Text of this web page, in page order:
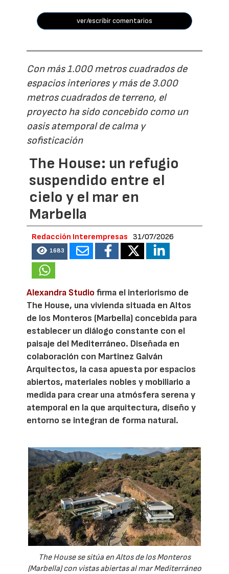
ver/escribir comentarios
Con más 1.000 metros cuadrados de
espacios interiores y más de 3.000
metros cuadrados de terreno, el
proyecto ha sido concebido como un
oasis atemporal de calma y
sofisticación
The House: un refugio
suspendido entre el
cielo y el mar en
Marbella
Redacción Interempresas 31/07/2026
1683
Alexandra Studio firma el interiorismo de
The House, una vivienda situada en Altos
de los Monteros (Marbella) concebida para
establecer un diálogo constante con el
paisaje del Mediterráneo. Diseñada en
colaboración con Martinez Galván
Arquitectos, la casa apuesta por espacios
abiertos, materiales nobles y mobiliario a
medida para crear una atmósfera serena y
atemporal en la que arquitectura, diseño y
entorno se integran de forma natural.
The House se sitúa en Altos de los Monteros
(Marbella) con vistas abiertas al mar Mediterráneo